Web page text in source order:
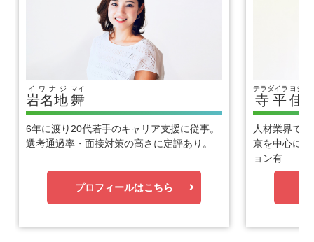
岩名地
イワナジ
舞
マイ
6年に渡り20代若手のキャリア支援に従事。
選考通過率・面接対策の高さに定評あり。
プロフィールはこちら
寺平
テラダイラ
佳
ヨシヒ
人材業界で
京を中心に
ョン有